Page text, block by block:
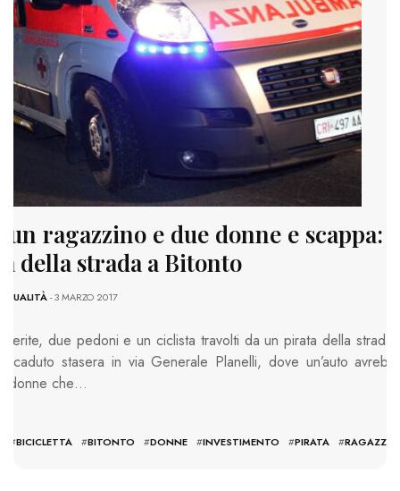
un ragazzino e due donne e scappa:
della strada a Bitonto
- 3 MARZO 2017
ferite, due pedoni e un ciclista travolti da un pirata della strada
stasera in via Generale Planelli, dove un’auto
donne che…
#BICICLETTA #BITONTO #DONNE #INVESTIMENTO #PIRATA #